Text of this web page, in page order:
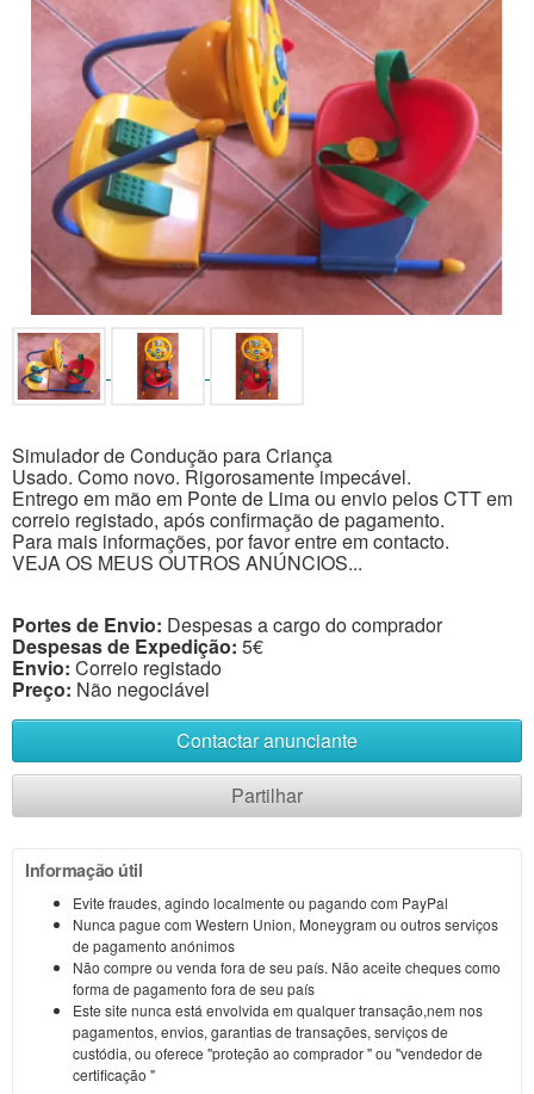
Simulador de Condução para Criança
Usado. Como novo. Rigorosamente impecável.
Entrego em mão em Ponte de Lima ou envio pelos CTT em
correio registado, após confirmação de pagamento.
Para mais informações, por favor entre em contacto.
VEJA OS MEUS OUTROS ANÚNCIOS...
Portes de Envio: Despesas a cargo do comprador
Despesas de Expedição: 5€
Envio: Correio registado
Preço: Não negociável
Contactar anunciante
Partilhar
Informação útil
Evite fraudes, agindo localmente ou pagando com PayPal
Nunca pague com Western Union, Moneygram ou outros serviços
de pagamento anónimos
Não compre ou venda fora de seu país. Não aceite cheques como
forma de pagamento fora de seu país
Este site nunca está envolvida em qualquer transação,nem nos
pagamentos, envios, garantias de transações, serviços de
custódia, ou oferece "proteção ao comprador " ou "vendedor de
certificação "